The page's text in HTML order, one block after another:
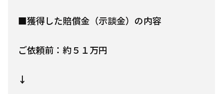
■獲得した賠償金（示談金）の内容
ご依頼前：約５１万円
↓